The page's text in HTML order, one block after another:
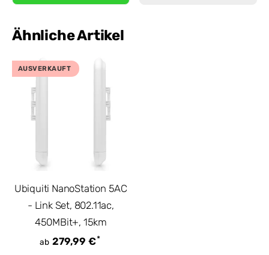
Ähnliche Artikel
AUSVERKAUFT
Ubiquiti NanoStation 5AC
- Link Set, 802.11ac,
450MBit+, 15km
ab 279,99 €*